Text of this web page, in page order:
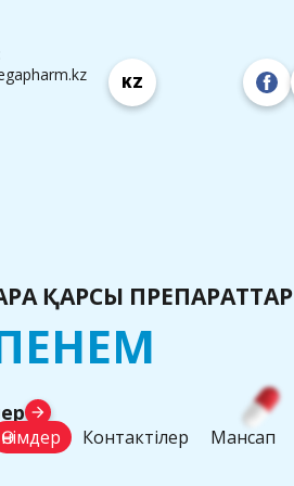
KZ
ҚАРСЫ ПРЕПАРАТТАР
arrow_forward
Өнімдер Контактілер Мансап